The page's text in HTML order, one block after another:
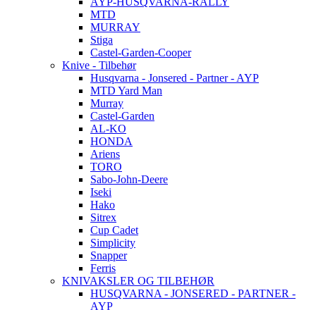
MTD
MURRAY
Stiga
Castel-Garden-Cooper
Knive - Tilbehør
Husqvarna - Jonsered - Partner - AYP
MTD Yard Man
Murray
Castel-Garden
AL-KO
HONDA
Ariens
TORO
Sabo-John-Deere
Iseki
Hako
Sitrex
Cup Cadet
Simplicity
Snapper
Ferris
KNIVAKSLER OG TILBEHØR
HUSQVARNA - JONSERED - PARTNER -
AYP